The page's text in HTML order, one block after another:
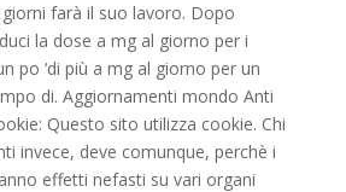
farà il suo lavoro. Dopo
la dose a mg al giorno per i
po ‘di più a mg al giorno per un
di. Aggiornamenti mondo Anti
Questo sito utilizza cookie. Chi
invece, deve comunque, perchè i
effetti nefasti su vari organi